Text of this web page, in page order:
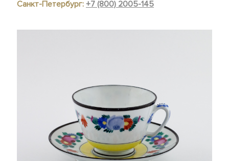
Санкт-Петербург:+7 (800) 2005-145